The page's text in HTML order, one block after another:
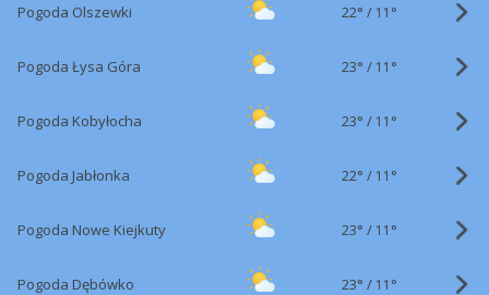
Pogoda Olszewki 22° / 11°
Pogoda Łysa Góra 23° / 11°
Pogoda Kobyłocha 23° / 11°
Pogoda Jabłonka 22° / 11°
Pogoda Nowe Kiejkuty 23° / 11°
Pogoda Dębówko 23° / 11°